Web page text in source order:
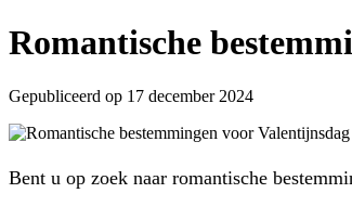
Romantische
Gepubliceerd op 17 december 2024
Bent u op zoek naar romantische